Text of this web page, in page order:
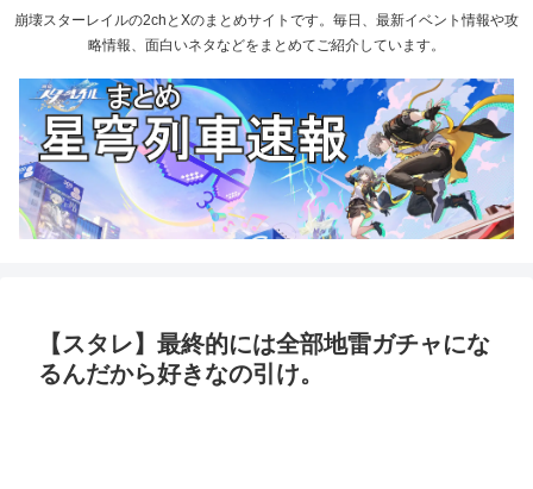
崩壊スターレイルの2chとXのまとめサイトです。毎日、最新イベント情報や攻
略情報、面白いネタなどをまとめてご紹介しています。
【スタレ】最終的には全部地雷ガチャにな
るんだから好きなの引け。